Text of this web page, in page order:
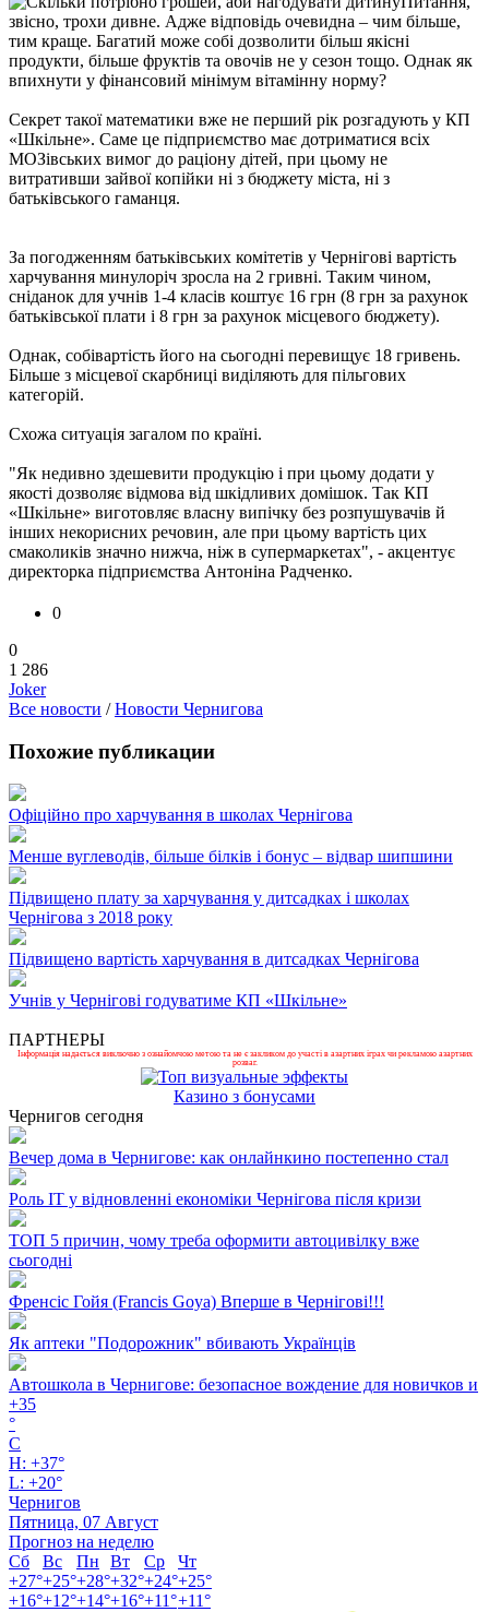
звісно, трохи дивне. Адже відповідь очевидна – чим більше,
тим краще. Багатий може собі дозволити більш якісні
продукти, більше фруктів та овочів не у сезон тощо. Однак як
впихнути у фінансовий мінімум вітамінну норму?
Секрет такої математики вже не перший рік розгадують у КП
«Шкільне». Саме це підприємство має дотриматися всіх
МОЗівських вимог до раціону дітей, при цьому не
витративши зайвої копійки ні з бюджету міста, ні з
батьківського гаманця.
За погодженням батьківських комітетів у Чернігові вартість
харчування минулоріч зросла на 2 гривні. Таким чином,
сніданок для учнів 1-4 класів коштує 16 грн (8 грн за рахунок
батьківської плати і 8 грн за рахунок місцевого бюджету).
Однак, собівартість його на сьогодні перевищує 18 гривень.
Більше з місцевої скарбниці виділяють для пільгових
категорій.
Схожа ситуація загалом по країні.
"Як недивно здешевити продукцію і при цьому додати у
якості дозволяє відмова від шкідливих домішок. Так КП
«Шкільне» виготовляє власну випічку без розпушувачів й
інших некорисних речовин, але при цьому вартість цих
смаколиків значно нижча, ніж в супермаркетах", - акцентує
директорка підприємства Антоніна Радченко.
0
0
1 286
Joker
Все новости /Новости Чернигова
Похожие публикации
Офіційно про харчування в школах Чернігова
Менше вуглеводів, більше білків і бонус – відвар шипшини
Підвищено плату за харчування у дитсадках і школах
Чернігова з 2018 року
Підвищено вартість харчування в дитсадках Чернігова
Учнів у Чернігові годуватиме КП «Шкільне»
ПАРТНЕРЫ
Інформація надається виключно з ознайомчою метою та не є закликом до участі в азартних іграх чи рекламою азартних
розваг.
Казино з бонусами
Чернигов сегодня
Вечер дома в Чернигове: как онлайнкино постепенно стал
Роль ІТ у відновленні економіки Чернігова після кризи
ТОП 5 причин, чому треба оформити автоцивілку вже
сьогодні
Френсіс Гойя (Francis Goya) Вперше в Чернігові!!!
Як аптеки "Подорожник" вбивають Українців
Автошкола в Чернигове: безопасное вождение для новичков и
+35
°
C
H: +37°
L: +20°
Чернигов
Пятница, 07 Август
Прогноз на неделю
Сб
Вс Пн Вт Ср
Чт
+27°+25°+28°+32°+24°+25°
+16°+12°+14°+16°+11°+11°